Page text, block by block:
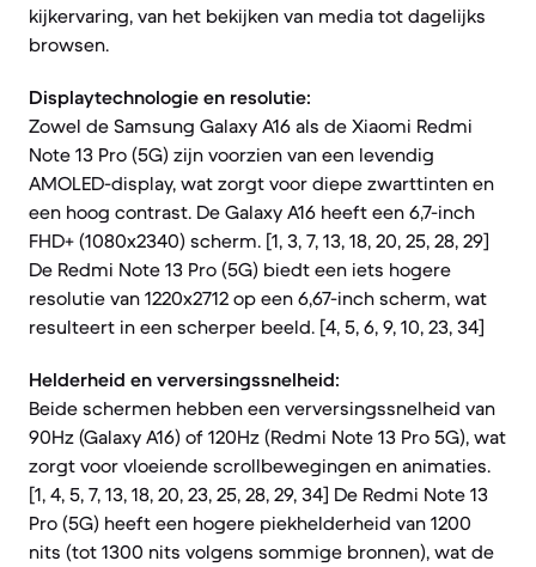
kijkervaring, van het bekijken van media tot dagelijks
browsen.
Displaytechnologie en resolutie:
Zowel de Samsung Galaxy A16 als de Xiaomi Redmi
Note 13 Pro (5G) zijn voorzien van een levendig
AMOLED-display, wat zorgt voor diepe zwarttinten en
een hoog contrast. De Galaxy A16 heeft een 6,7-inch
FHD+ (1080x2340) scherm. [1, 3, 7, 13, 18, 20, 25, 28, 29]
De Redmi Note 13 Pro (5G) biedt een iets hogere
resolutie van 1220x2712 op een 6,67-inch scherm, wat
resulteert in een scherper beeld. [4, 5, 6, 9, 10, 23, 34]
Helderheid en verversingssnelheid:
Beide schermen hebben een verversingssnelheid van
90Hz (Galaxy A16) of 120Hz (Redmi Note 13 Pro 5G), wat
zorgt voor vloeiende scrollbewegingen en animaties.
[1, 4, 5, 7, 13, 18, 20, 23, 25, 28, 29, 34] De Redmi Note 13
Pro (5G) heeft een hogere piekhelderheid van 1200
nits (tot 1300 nits volgens sommige bronnen), wat de